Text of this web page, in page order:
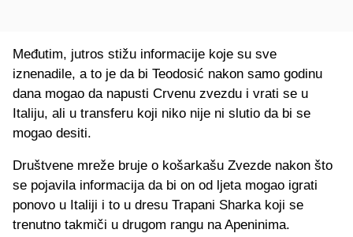
Međutim, jutros stižu informacije koje su sve
iznenadile, a to je da bi Teodosić nakon samo godinu
dana mogao da napusti Crvenu zvezdu i vrati se u
Italiju, ali u transferu koji niko nije ni slutio da bi se
mogao desiti.
Društvene mreže bruje o košarkašu Zvezde nakon što
se pojavila informacija da bi on od ljeta mogao igrati
ponovo u Italiji i to u dresu Trapani Sharka koji se
trenutno takmiči u drugom rangu na Apeninima.